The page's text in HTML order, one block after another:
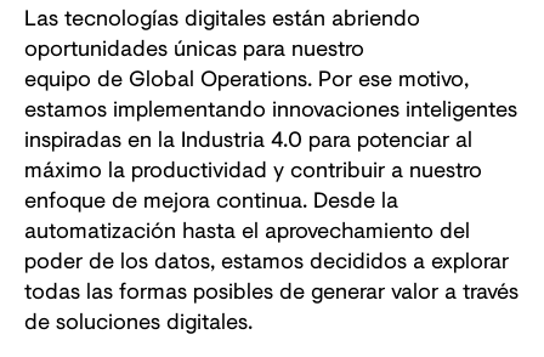
Las tecnologías digitales están abriendo
oportunidades únicas para nuestro
equipo de Global Operations. Por ese motivo,
estamos implementando innovaciones inteligentes
inspiradas en la Industria 4.0 para potenciar al
máximo la productividad y contribuir a nuestro
enfoque de mejora continua. Desde la
automatización hasta el aprovechamiento del
poder de los datos, estamos decididos a explorar
todas las formas posibles de generar valor a través
de soluciones digitales.